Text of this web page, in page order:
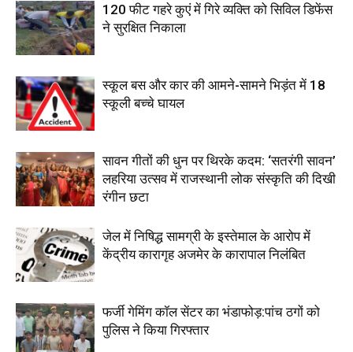
120 फीट गहरे कुएं में गिरे व्यक्ति को सिविल डिफेंस
ने सुरक्षित निकाला
स्कूल बस और कार की आमने-सामने भिड़ंत में 18
स्कूली बच्चे घायल
सावन गीतों की धुन पर थिरके कदम: ‘सतरंगी सावन’
लहरिया उत्सव में राजस्थानी लोक संस्कृति की दिखी
रंगीन छटा
जेल में निषिद्ध सामग्री के इस्तेमाल के आरोप में
केंद्रीय कारागृह अजमेर के कारापाल निलंबित
फर्जी गेमिंग कॉल सेंटर का भंडाफोड़:पांच ठगों को
पुलिस ने किया गिरफ्तार